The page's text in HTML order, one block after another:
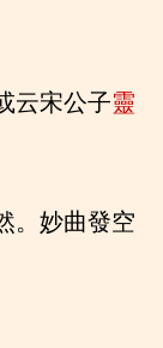
云宋公子靈
。妙曲發空